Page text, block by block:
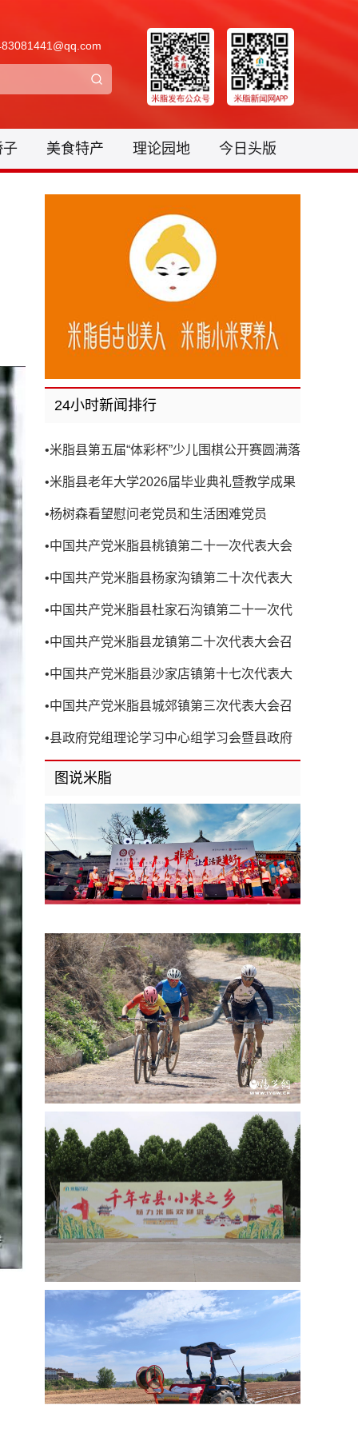
子 美食特产 理论园地 今日头版
24小时新闻排行
•米脂县第五届“体彩杯”少儿围棋公开赛圆满落
•米脂县老年大学2026届毕业典礼暨教学成果
•杨树森看望慰问老党员和生活困难党员
•中国共产党米脂县桃镇第二十一次代表大会
•中国共产党米脂县杨家沟镇第二十次代表大
•中国共产党米脂县杜家石沟镇第二十一次代
•中国共产党米脂县龙镇第二十次代表大会召
•中国共产党米脂县沙家店镇第十七次代表大
•中国共产党米脂县城郊镇第三次代表大会召
•县政府党组理论学习中心组学习会暨县政府
第8次党组（扩大）会议召开
图说米脂